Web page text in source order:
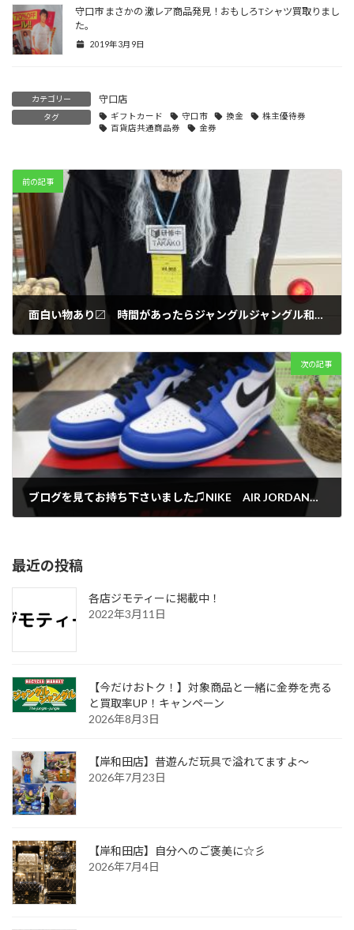
守口市 まさかの 激レア商品発見！おもしろTシャツ買取りまし
た。
2019年3月9日
カテゴリー 守口店
タグ ギフトカード 守口市 換金
株主優待券
百貨店共通商品券
金券
前の記事
面白い物あり〼 時間があったらジャングルジャングル和歌山店を探索しよう♫
次の記事
ブログを見てお持ち下さいました♫NIKE AIR JORDANお譲り頂きました。
最近の投稿
各店ジモティーに掲載中！
2022年3月11日
【今だけおトク！】対象商品と一緒に金券を売る
と買取率UP！キャンペーン
2026年8月3日
【岸和田店】昔遊んだ玩具で溢れてますよ～
2026年7月23日
【岸和田店】自分へのご褒美に☆彡
2026年7月4日